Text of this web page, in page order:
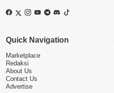
Quick Navigation
Marketplace
Redaksi
About Us
Contact Us
Advertise